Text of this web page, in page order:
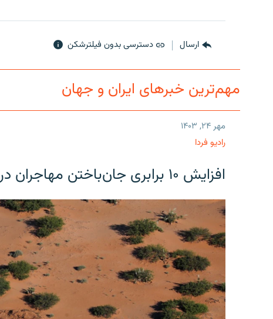
ارسال دسترسی بدون فیلترشکن
مهم‌ترین خبرهای ایران و جهان
مهر ۲۴, ۱۴۰۳
رادیو فردا
افزایش ۱۰ برابری جان‌باختن مهاجران در مرز آمریکا و مکزیک